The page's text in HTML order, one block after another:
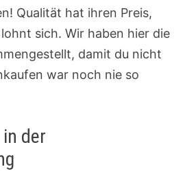
Qualität hat ihren Preis,
sich. Wir haben hier die
damit du nicht
war noch nie so
der